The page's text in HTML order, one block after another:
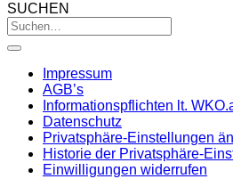
SUCHEN
Impressum
AGB’s
Informationspflichten lt.
Datenschutz
Privatsphäre-Einstellungen
Historie der Privatsphäre-
Einwilligungen widerrufen